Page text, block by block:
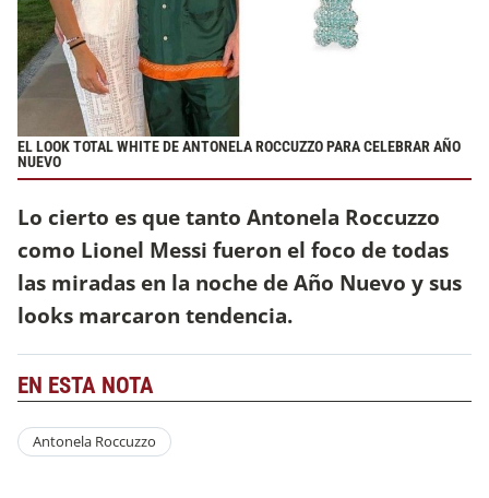
EL LOOK TOTAL WHITE DE ANTONELA ROCCUZZO PARA CELEBRAR AÑO
NUEVO
Lo cierto es que tanto Antonela Roccuzzo
como Lionel Messi fueron el foco de todas
las miradas en la noche de Año Nuevo y sus
looks marcaron tendencia.
EN ESTA NOTA
Antonela Roccuzzo